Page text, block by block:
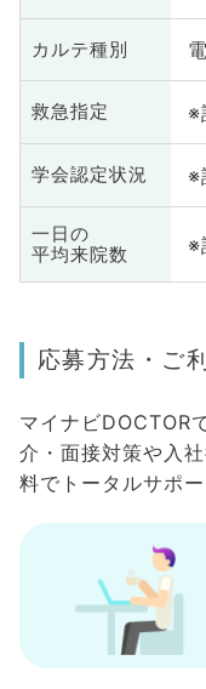
カルテ種別
救急指定 ※
学会認定状況 ※
一日の
平均来院数
※
応募方法・ご
マイナビDOCTOR
介・面接対策や入
料でトータルサポー